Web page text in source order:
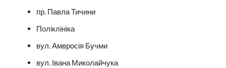
пр. Павла Тичини
Поліклініка
вул. Амвросія Бучми
вул. Івана Миколайчука